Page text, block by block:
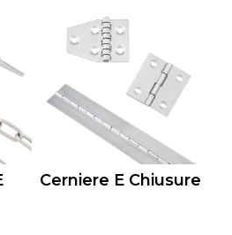
Cerniere E Chiusure